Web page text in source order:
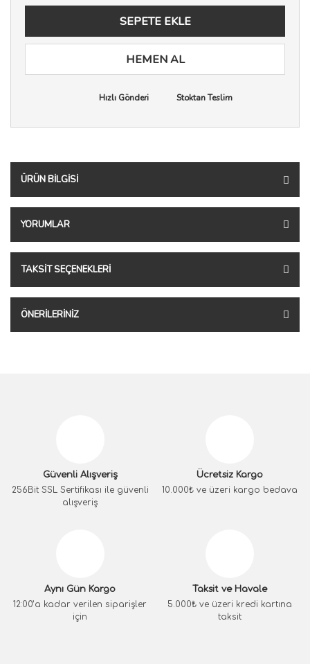
SEPETE EKLE
HEMEN AL
Hızlı Gönderi Stoktan Teslim
ÜRÜN BILGISI
YORUMLAR
TAKSIT SEÇENEKLERI
ÖNERILERINIZ
Güvenli Alışveriş
256Bit SSL Sertifikası ile güvenli
alışveriş
Ücretsiz Kargo
10.000₺ ve üzeri kargo bedava
Aynı Gün Kargo
12:00’a kadar verilen siparişler
için
Taksit ve Havale
5.000₺ ve üzeri kredi kartına
taksit